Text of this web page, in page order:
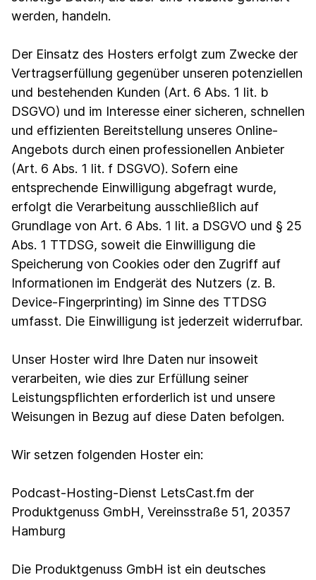
werden, handeln.
Der Einsatz des Hosters erfolgt zum Zwecke der
Vertragserfüllung gegenüber unseren potenziellen
und bestehenden Kunden (Art. 6 Abs. 1 lit. b
DSGVO) und im Interesse einer sicheren, schnellen
und effizienten Bereitstellung unseres Online-
Angebots durch einen professionellen Anbieter
(Art. 6 Abs. 1 lit. f DSGVO). Sofern eine
entsprechende Einwilligung abgefragt wurde,
erfolgt die Verarbeitung ausschließlich auf
Grundlage von Art. 6 Abs. 1 lit. a DSGVO und § 25
Abs. 1 TTDSG, soweit die Einwilligung die
Speicherung von Cookies oder den Zugriff auf
Informationen im Endgerät des Nutzers (z. B.
Device-Fingerprinting) im Sinne des TTDSG
umfasst. Die Einwilligung ist jederzeit widerrufbar.
Unser Hoster wird Ihre Daten nur insoweit
verarbeiten, wie dies zur Erfüllung seiner
Leistungspflichten erforderlich ist und unsere
Weisungen in Bezug auf diese Daten befolgen.
Wir setzen folgenden Hoster ein:
Podcast-Hosting-Dienst LetsCast.fm der
Produktgenuss GmbH, Vereinsstraße 51, 20357
Hamburg
Die Produktgenuss GmbH ist ein deutsches